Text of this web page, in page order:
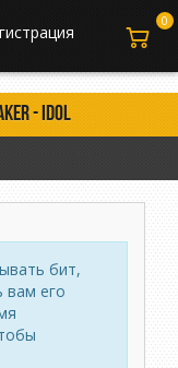
- Idol
бит,
вам его
0